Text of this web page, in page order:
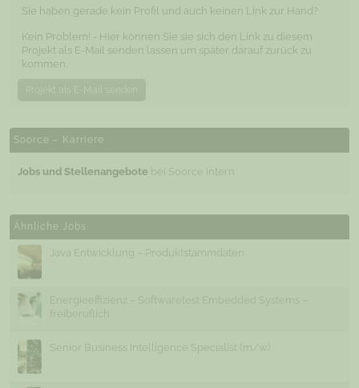
Sie haben gerade kein Profil und auch keinen Link zur Hand?
Kein Problem! - Hier können Sie sie sich den Link zu diesem
Projekt als E-Mail senden lassen um später darauf zurück zu
kommen.
Soorce – Karriere
Jobs und Stellenangebote bei Soorce intern
Ähnliche Jobs
Java Entwicklung – Produktstammdaten
Energieeffizienz – Softwaretest Embedded Systems –
Senior Business Intelligence Specialist (m/w)